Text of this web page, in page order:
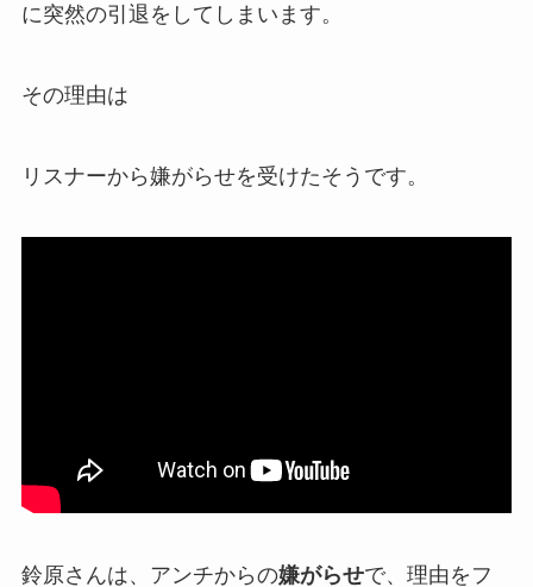
に突然の引退 をしてしまいます。
その理由は
リスナーから嫌がらせを受けたそうです。
鈴原さんは、アンチからの嫌がらせで、理由をフ